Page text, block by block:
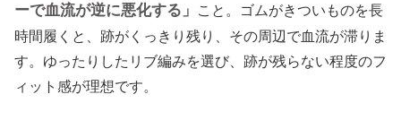
ーで血流が逆に悪化する」
こと。ゴムがきついものを長
時間履くと、跡がくっきり残り、その周辺で血流が滞りま
す。ゆったりしたリブ編みを選び、跡が残らない程度のフ
ィット感が理想です。